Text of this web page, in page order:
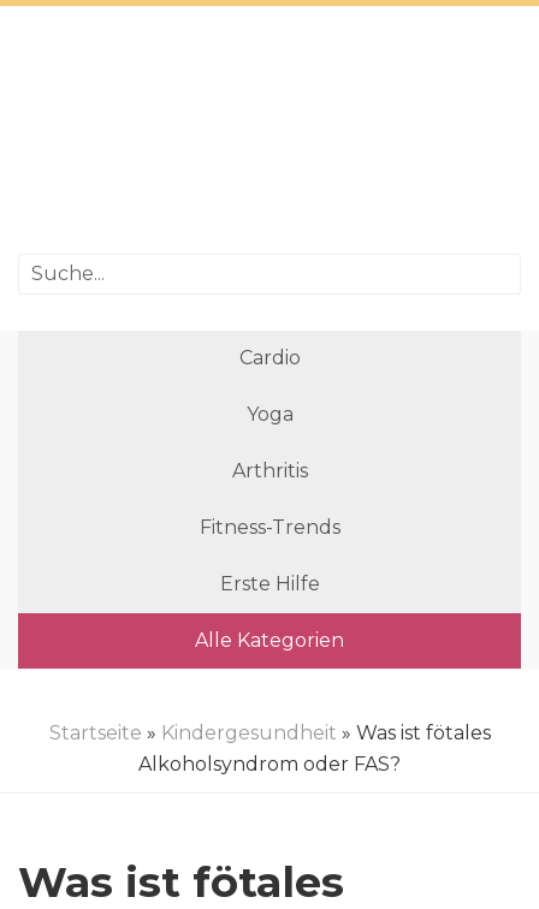
Cardio
Yoga
Arthritis
Fitness-Trends
Erste Hilfe
Alle Kategorien
Startseite » Kindergesundheit » Was ist fötales
Alkoholsyndrom oder FAS?
Was ist fötales